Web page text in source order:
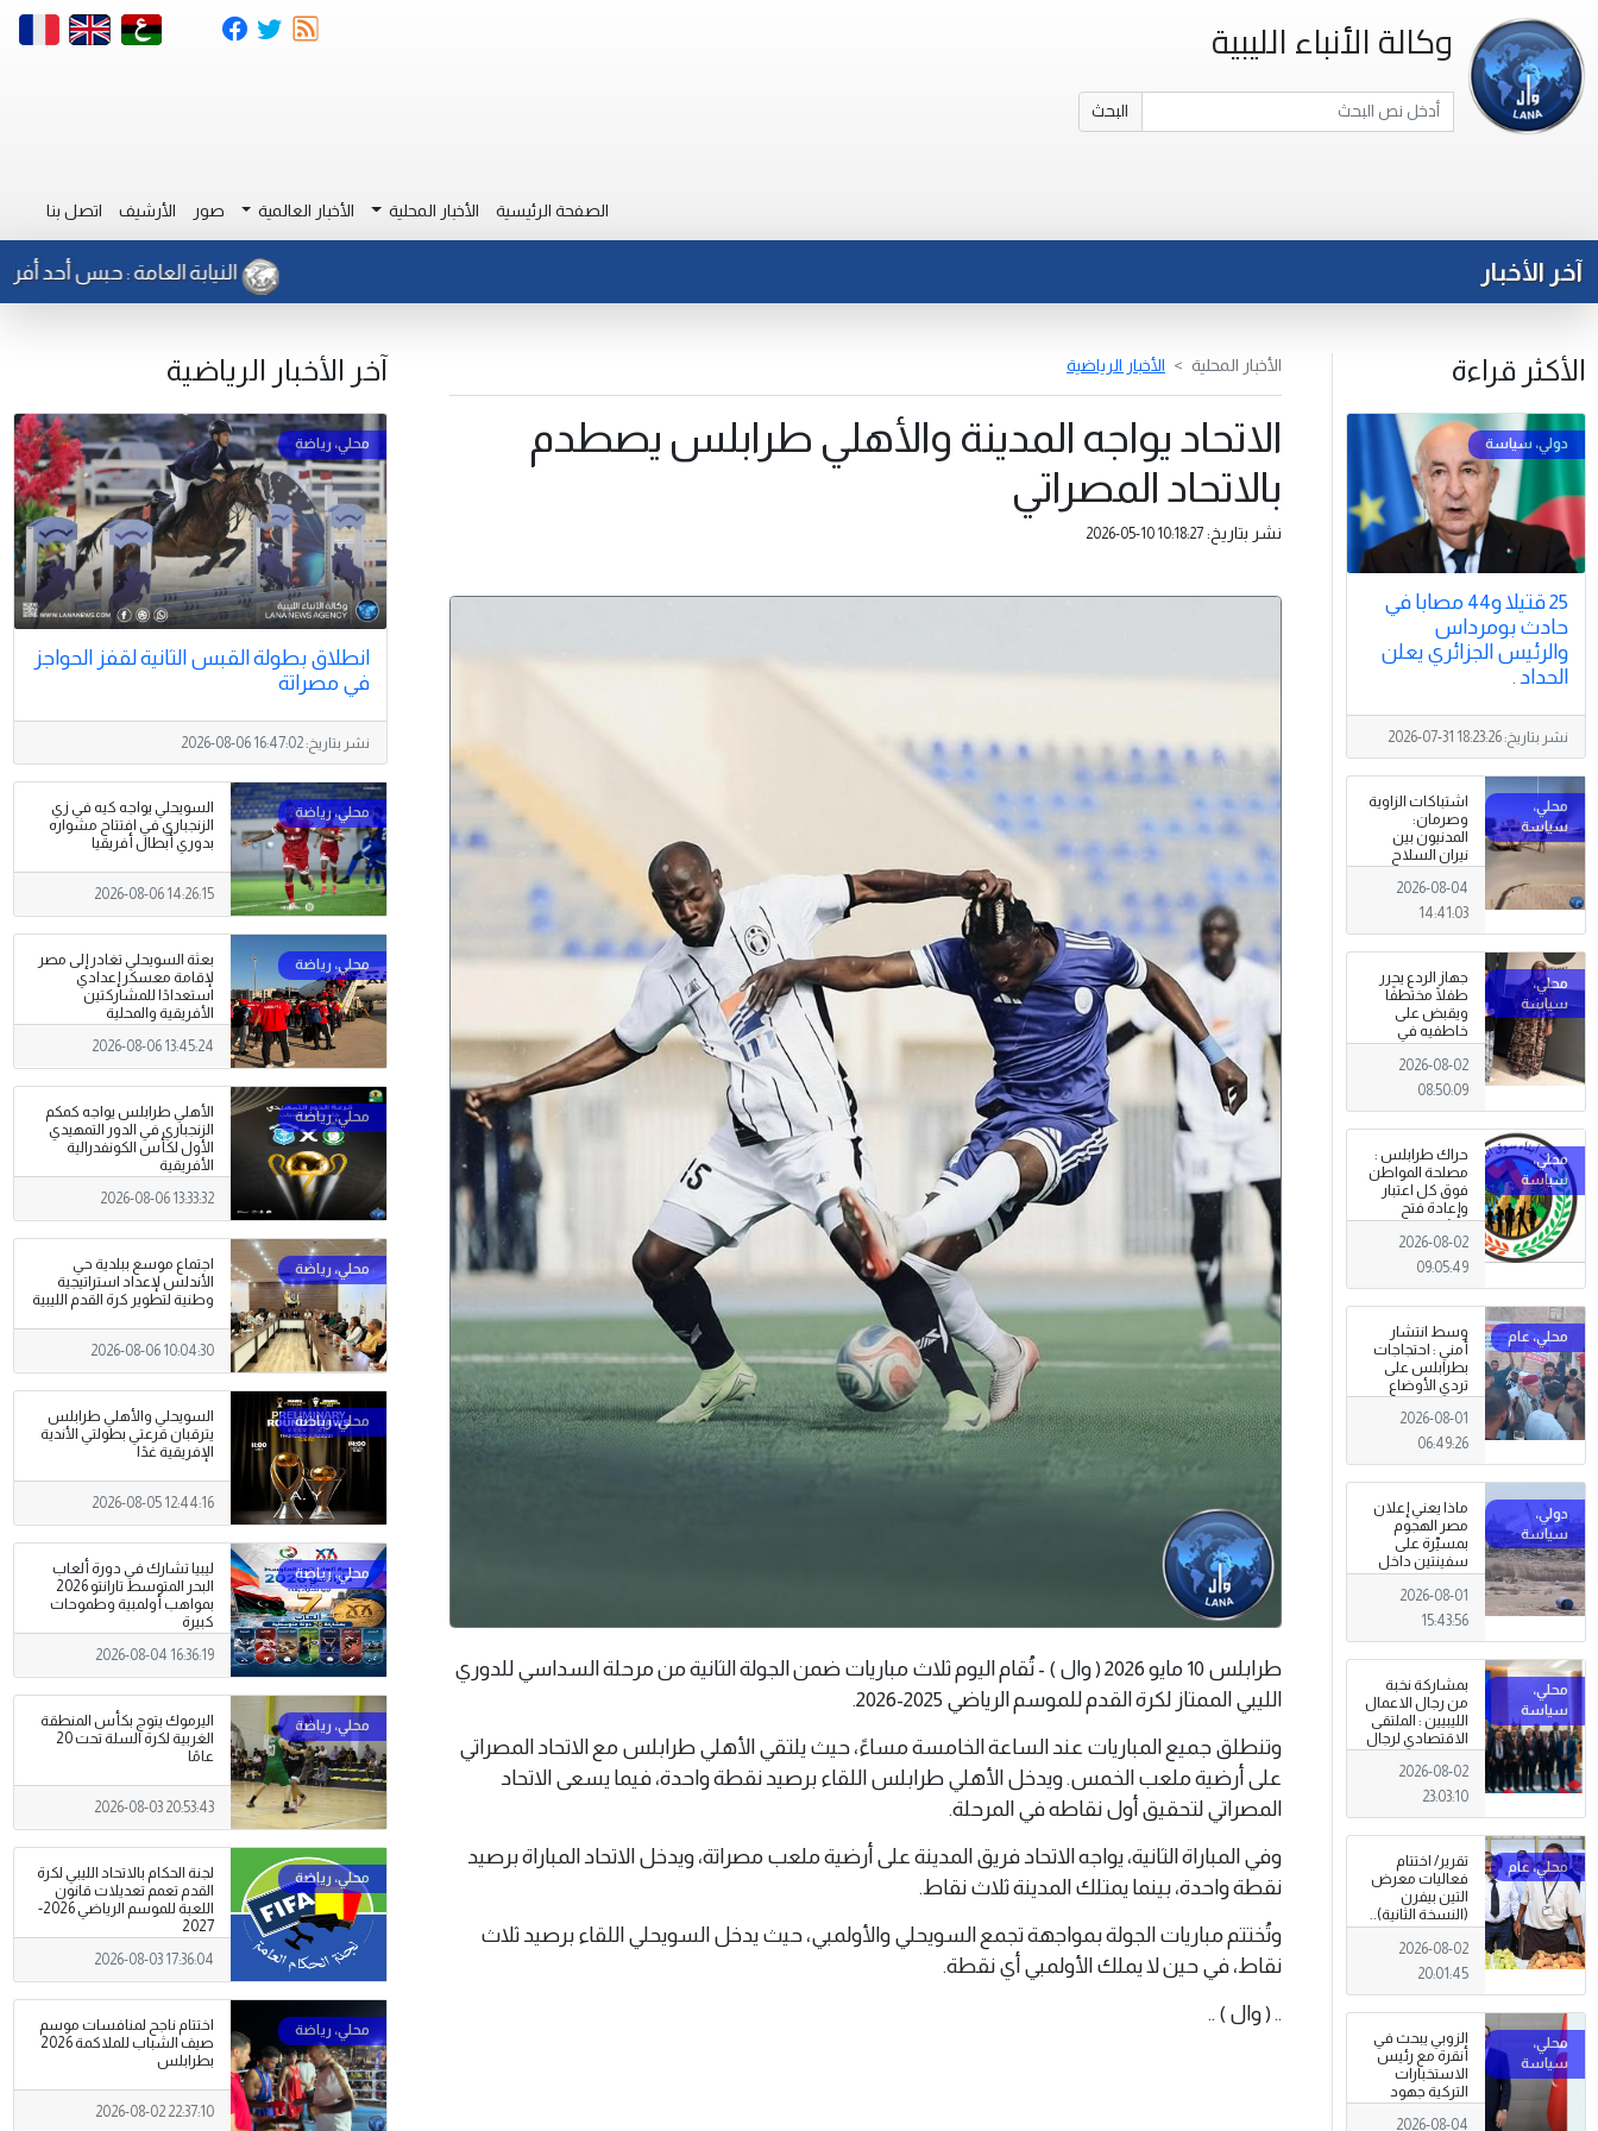
وكالة الأنباء الليبية
البحث
الصفحة الرئيسية الأخبار المحلية الأخبار العالمية صور الأرشيف اتصل بنا
آخر الأخبار النيابة العامة : حبس أحد أفراد
الأكثر قراءة
25 قتيلا و44 مصابا في
حادث بومرداس
والرئيس الجزائري يعلن
الحداد .
نشر بتاريخ:2026-07-31 18:23:26
اشتباكات الزاوية
وصرمان:
المدنيون بين
نيران السلاح
المنتشر خارج
سلطة القانون
2026-08-04
14:41:03
جهاز الردع يحرر
طفلًا مختطفًا
ويقبض على
خاطفيه في
طرابلس
2026-08-02
08:50:09
حراك طرابلس :
مصلحة المواطن
فوق كل اعتبار
وإعادة فتح
المؤسسات
جاءت استجابةً
للإرادة الشعبية
2026-08-02
09:05:49
وسط انتشار
أمني : احتجاجات
بطرابلس على
تردي الأوضاع
المعيشية وتدني
الخدمات العامة .
2026-08-01
06:49:26
ماذا يعني إعلان
مصر الهجوم
بمسيّرة على
سفينتين داخل
ميناء دمياط؟
(قراءة تحليلية)
2026-08-01
15:43:56
بمشاركة نخبة
من رجال الاعمال
الليبيين : الملتقى
الاقتصادي لرجال
الاعمال 2026
تبدأ فعاليات
بمدينة سرت .
2026-08-02
23:03:10
تقرير/ اختتام
فعاليات معرض
التين بيفرن
(النسخة الثانية)..
تظاهرة وطنية
وصمود
للمزارعين في
2026-08-02
20:01:45
الزوبي يبحث في
أنقرة مع رئيس
الاستخبارات
التركية جهود
توحيد المؤسسة
العسكرية على
2026-08-04
الأخبار المحلية الأخبار الرياضية
الاتحاد يواجه المدينة والأهلي طرابلس يصطدم
بالاتحاد المصراتي
نشر بتاريخ: 2026-05-10 10:18:27
طرابلس 10 مايو 2026 ( وال ) - تُقام اليوم ثلاث مباريات ضمن الجولة الثانية من مرحلة السداسي للدوري
الليبي الممتاز لكرة القدم للموسم الرياضي 2025-2026.
وتنطلق جميع المباريات عند الساعة الخامسة مساءً، حيث يلتقي الأهلي طرابلس مع الاتحاد المصراتي
على أرضية ملعب الخمس. ويدخل الأهلي طرابلس اللقاء برصيد نقطة واحدة، فيما يسعى الاتحاد
المصراتي لتحقيق أول نقاطه في المرحلة.
وفي المباراة الثانية، يواجه الاتحاد فريق المدينة على أرضية ملعب مصراتة، ويدخل الاتحاد المباراة برصيد
نقطة واحدة، بينما يمتلك المدينة ثلاث نقاط.
وتُختتم مباريات الجولة بمواجهة تجمع السويحلي والأولمبي، حيث يدخل السويحلي اللقاء برصيد ثلاث
نقاط، في حين لا يملك الأولمبي أي نقطة.
.. ( وال ) ..
آخر الأخبار الرياضية
انطلاق بطولة القبس الثانية لقفز الحواجز
في مصراتة
نشر بتاريخ:2026-08-06 16:47:02
السويحلي يواجه كيه في زي
الزنجباري في افتتاح مشواره
بدوري أبطال أفريقيا
2026-08-06 14:26:15
بعثة السويحلي تغادر إلى مصر
لإقامة معسكر إعدادي
استعدادًا للمشاركتين
الأفريقية والمحلية
2026-08-06 13:45:24
الأهلي طرابلس يواجه كمكم
الزنجباري في الدور التمهيدي
الأول لكأس الكونفدرالية
الأفريقية
2026-08-06 13:33:32
اجتماع موسع ببلدية حي
الأندلس لإعداد استراتيجية
وطنية لتطوير كرة القدم الليبية
2026-08-06 10:04:30
السويحلي والأهلي طرابلس
يترقبان قرعتي بطولتي الأندية
الإفريقية غدًا
2026-08-05 12:44:16
ليبيا تشارك في دورة ألعاب
البحر المتوسط تارانتو 2026
بمواهب أولمبية وطموحات
كبيرة
2026-08-04 16:36:19
اليرموك يتوج بكأس المنطقة
الغربية لكرة السلة تحت 20
عامًا
2026-08-03 20:53:43
لجنة الحكام بالاتحاد الليبي لكرة
القدم تعمم تعديلات قانون
اللعبة للموسم الرياضي 2026-
2027
2026-08-03 17:36:04
اختتام ناجح لمنافسات موسم
صيف الشباب للملاكمة 2026
بطرابلس
2026-08-02 22:37:10